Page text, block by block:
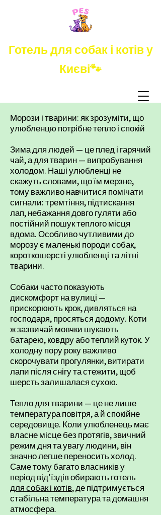
Готель для собак і котів у
Києві🐾
Морози і тварини: як зрозуміти, що
улюбленцю потрібне тепло і спокій
Зима для людей — це плед і гарячий
чай, а для тварин — випробування
холодом. Наші улюбленці не
скажуть словами, що їм мерзне,
тому важливо навчитися помічати
сигнали: тремтіння, підтискання
лап, небажання довго гуляти або
постійний пошук теплого місця
вдома. Особливо чутливими до
морозу є маленькі породи собак,
короткошерсті улюбленці та літні
тварини.
Собаки часто показують
дискомфорт на вулиці —
прискорюють крок, дивляться на
господаря, просяться додому. Коти
ж зазвичай мовчки шукають
батарею, ковдру або теплий куток. У
холодну пору року важливо
скорочувати прогулянки, витирати
лапи після снігу та стежити, щоб
шерсть залишалася сухою.
Тепло для тварини — це не лише
температура повітря, а й спокійне
середовище. Коли улюбленець має
власне місце без протягів, звичний
режим дня та увагу людини, він
значно легше переносить холод.
Саме тому багато власників у
період від’їздів обираютьготель
для собак і котів, де підтримується
стабільна температура та домашня
атмосфера.